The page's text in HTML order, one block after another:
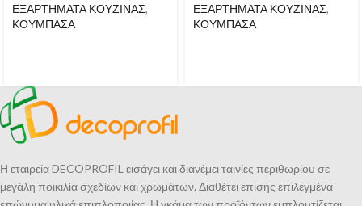
ΕΞΑΡΤΗΜΑΤΑ ΚΟΥΖΙΝΑΣ,
ΚΟΥΜΠΑΣΑ
ΕΞΑΡΤΗΜΑΤΑ ΚΟΥΖΙΝΑΣ,
ΚΟΥΜΠΑΣΑ
Η εταιρεία DECOPROFIL εισάγει και διανέμει ταινίες περιθωρίου σε
μεγάλη ποικιλία σχεδίων και χρωμάτων. Διαθέτει επίσης επιλεγμένα